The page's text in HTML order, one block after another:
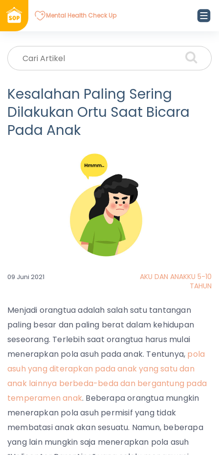
Mental Health Check Up
Kesalahan Paling Sering
Dilakukan Ortu Saat Bicara
Pada Anak
09 Juni 2021
AKU DAN ANAKKU 5-10
TAHUN
Menjadi orangtua adalah salah satu tantangan
paling besar dan paling berat dalam kehidupan
seseorang. Terlebih saat orangtua harus mulai
menerapkan pola asuh pada anak. Tentunya, pola
asuh yang diterapkan pada anak yang satu dan
anak lainnya berbeda-beda dan bergantung pada
temperamen anak. Beberapa orangtua mungkin
menerapkan pola asuh permisif yang tidak
membatasi anak akan sesuatu. Namun, beberapa
yang lain mungkin saja menerapkan pola asuh